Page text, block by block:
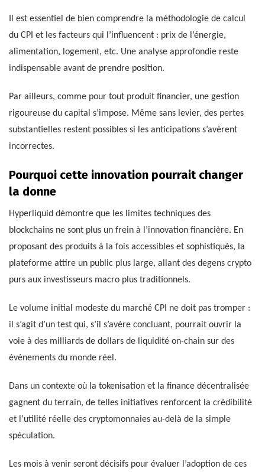
Il est essentiel de bien comprendre la méthodologie de calcul
du CPI et les facteurs qui l’influencent : prix de l’énergie,
alimentation, logement, etc. Une analyse approfondie reste
indispensable avant de prendre position.
Par ailleurs, comme pour tout produit financier, une gestion
rigoureuse du capital s’impose. Même sans levier, des pertes
substantielles restent possibles si les anticipations s’avèrent
incorrectes.
Pourquoi cette innovation pourrait changer
la donne
Hyperliquid démontre que les limites techniques des
blockchains ne sont plus un frein à l’innovation financière. En
proposant des produits à la fois accessibles et sophistiqués, la
plateforme attire un public plus large, allant des degens crypto
purs aux investisseurs macro plus traditionnels.
Le volume initial modeste du marché CPI ne doit pas tromper :
il s’agit d’un test qui, s’il s’avère concluant, pourrait ouvrir la
voie à des milliards de dollars de liquidité on-chain sur des
événements du monde réel.
Dans un contexte où la tokenisation et la finance décentralisée
gagnent du terrain, de telles initiatives renforcent la crédibilité
et l’utilité réelle des cryptomonnaies au-delà de la simple
spéculation.
Les mois à venir seront décisifs pour évaluer l’adoption de ces